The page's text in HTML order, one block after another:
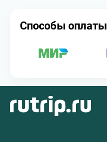
Способы оплаты